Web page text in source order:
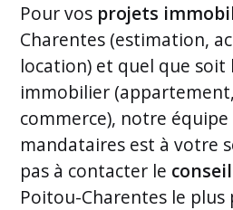
Pour vos projets
Charentes (estimation,
location) et quel que soit
immobilier
commerce), notre équipe
mandataires est à votre
pas à contacter le
Poitou-Charentes le plus